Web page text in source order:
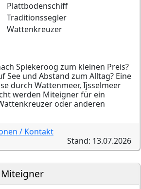
Plattbodenschiff
Traditionssegler
Wattenkreuzer
Spiekeroog zum kleinen Preis?
See und Abstand zum Alltag? Eine
durch Wattenmeer, Ijsselmeer
werden Miteigner für ein
oder anderen
/ Kontakt
Stand: 13.07.2026
Miteigner